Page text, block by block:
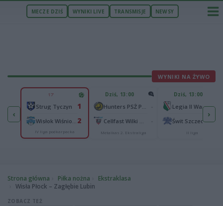
MECZE DZIŚ WYNIKI LIVE TRANSMISJE NEWSY
WYNIKI NA ŻYWO
‹
2
2
17'
Strug Tyczyn 1
2
IV liga podkarpacka
Dziś, 13:00
Metalkas 2. Ekstraliga
Dziś, 13:00
Legia II Warszawa
Świt Szczecin
II liga
›
Strona główna Piłka nożna
Ekstraklasa
Wisła Płock – Zagłębie Lubin
ZOBACZ TEŻ